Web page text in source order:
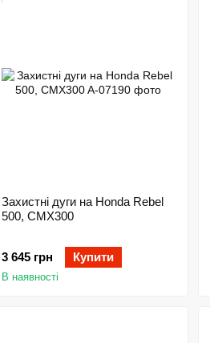
Захистні дуги на Honda Rebel
500, CMX300
3 645 грн Купити
В наявності